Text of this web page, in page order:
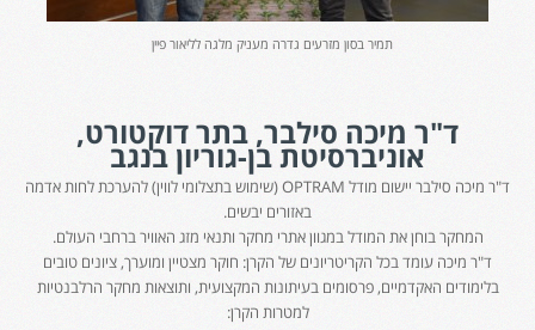
תמיר בסון מזרעים גדרה מעניק מלגה לליאור פיין
ד"ר מיכה סילבר, בתר דוקטורט,
אוניברסיטת בן-גוריון בנגב
ד"ר מיכה סילבר יישום מודל OPTRAM (שימוש בתצלומי לווין) להערכת לחות אדמה
באזורים יבשים.
המחקר בוחן את המודל במגוון אתרי מחקר ותנאי מזג האוויר ברחבי העולם.
ד"ר מיכה עומד בכל הקריטריונים של הקרן: חוקר מצטיין ומוערך, ציונים טובים
בלימודים האקדמיים, פרסומים בעיתונות המקצועית, ותוצאות מחקר הרלבנטיות
למטרות הקרן: